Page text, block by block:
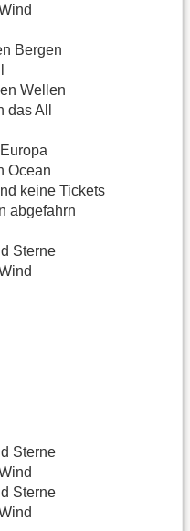
Bergen
Wellen
All
Ocean
keine Tickets
abgefahrn
Sterne
Sterne
Sterne